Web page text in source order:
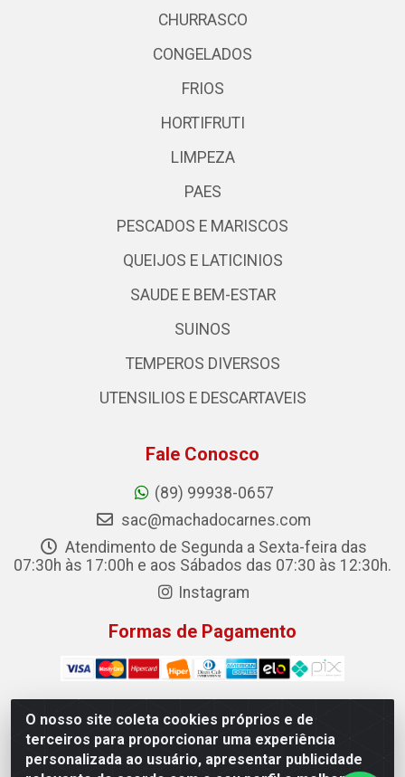
O nosso site coleta cookies próprios e de
terceiros para proporcionar uma experiência
personalizada ao usuário, apresentar publicidade
CHURRASCO
CONGELADOS
FRIOS
HORTIFRUTI
LIMPEZA
PAES
PESCADOS E MARISCOS
QUEIJOS E LATICINIOS
SAUDE E BEM-ESTAR
SUINOS
TEMPEROS DIVERSOS
UTENSILIOS E DESCARTAVEIS
Fale Conosco
(89) 99938-0657
sac@machadocarnes.com
Atendimento de Segunda a Sexta-feira das
07:30h às 17:00h e aos Sábados das 07:30 às 12:30h.
Instagram
Formas de Pagamento
Machado Carnes Distribuidora de Alimentos LTDA -
Logradouro: Avenida Candido Aleixo, 148 - Centro - Oeiras/PI